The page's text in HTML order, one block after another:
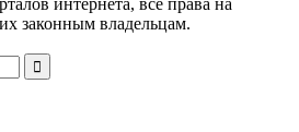
законным владельцам.